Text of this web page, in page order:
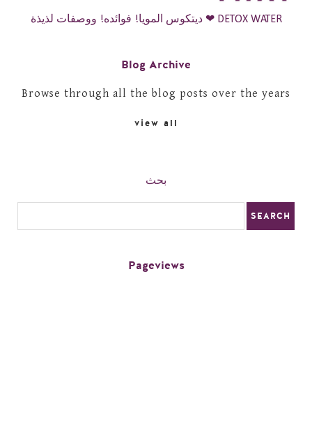
ديتكوس المويا! فوائده! ووصفات لذيذة ❤ DETOX WATER
Blog Archive
Browse through all the blog posts over the years
view all
بحث
Pageviews